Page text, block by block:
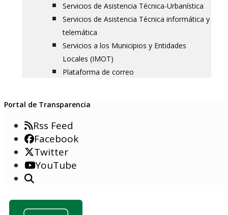
Servicios de Asistencia Técnica-Urbanística
Servicios de Asistencia Técnica informática y
telemática
Servicios a los Municipios y Entidades
Locales (IMOT)
Plataforma de correo
Portal de Transparencia
Rss Feed
Facebook
Twitter
YouTube